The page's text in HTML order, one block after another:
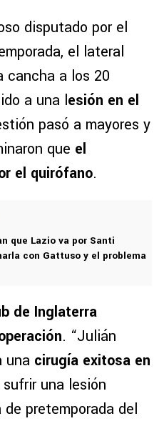
disputado por el
el lateral
cancha a los 20
a una lesión en el
pasó a mayores y
que el
el quirófano.
que Lazio va por Santi
con Gattuso y el problema
de Inglaterra
. “Julián
una cirugía exitosa en
una lesión
pretemporada del